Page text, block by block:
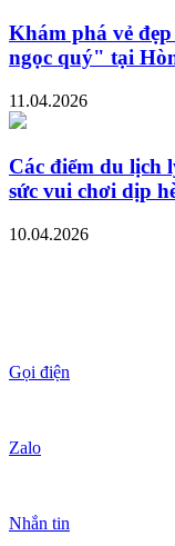
Khám phá vẻ
ngọc quý" tại
11.04.2026
Các điểm du lịch
sức vui chơi dịp
10.04.2026
Gọi điện
Zalo
Nhắn tin